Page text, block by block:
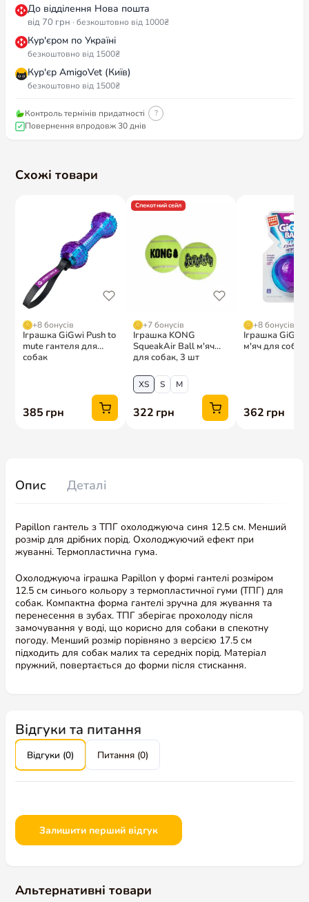
До відділення Нова пошта
від 70 грн · безкоштовно від 1000₴
Кур'єром по Україні
безкоштовно від 1500₴
Кур'єр AmigoVet (Київ)
безкоштовно від 1500₴
Контроль термінів придатності ?
Повернення впродовж 30 днів
Схожі товари
Опис Деталі
Papillon гантель з ТПГ охолоджуюча синя 12.5 см. Менший
розмір для дрібних порід. Охолоджуючий ефект при
жуванні. Термопластична гума.
Охолоджуюча іграшка Papillon у формі гантелі розміром
12.5 см синього кольору з термопластичної гуми (ТПГ) для
собак. Компактна форма гантелі зручна для жування та
перенесення в зубах. ТПГ зберігає прохолоду після
замочування у воді, що корисно для собаки в спекотну
погоду. Менший розмір порівняно з версією 17.5 см
підходить для собак малих та середніх порід. Матеріал
пружний, повертається до форми після стискання.
Відгуки та питання
Відгуки (0) Питання (0)
Залишити перший відгук
Альтернативні товари